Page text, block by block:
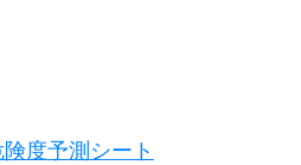
度予測シート